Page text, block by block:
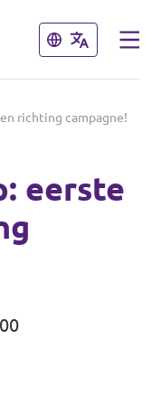
Sluiten
Sluiten
richting campagne!
eerste